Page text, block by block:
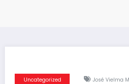
Uncategorized José Vielma